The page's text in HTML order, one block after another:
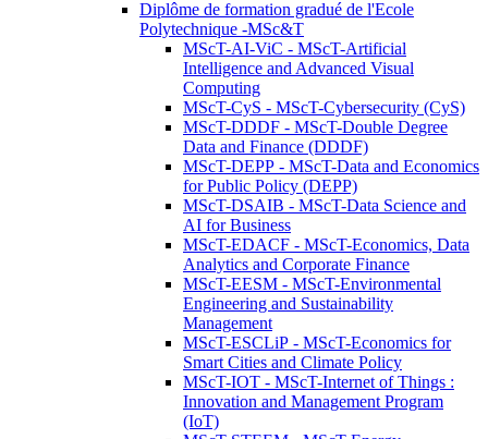
Diplôme de formation gradué de l'Ecole
Polytechnique -MSc&T
MScT-AI-ViC - MScT-Artificial
Intelligence and Advanced Visual
Computing
MScT-CyS - MScT-Cybersecurity (CyS)
MScT-DDDF - MScT-Double Degree
Data and Finance (DDDF)
MScT-DEPP - MScT-Data and Economics
for Public Policy (DEPP)
MScT-DSAIB - MScT-Data Science and
AI for Business
MScT-EDACF - MScT-Economics, Data
Analytics and Corporate Finance
MScT-EESM - MScT-Environmental
Engineering and Sustainability
Management
MScT-ESCLiP - MScT-Economics for
Smart Cities and Climate Policy
MScT-IOT - MScT-Internet of Things :
Innovation and Management Program
(IoT)